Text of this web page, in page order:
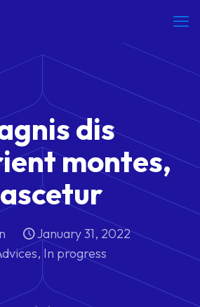
dis
montes,
January 31, 2022
, In progress